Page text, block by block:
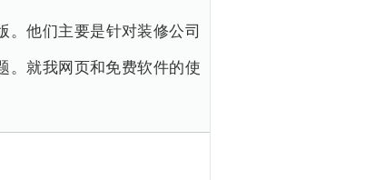
。他们主要是针对装修公司
。就我网页和免费软件的使